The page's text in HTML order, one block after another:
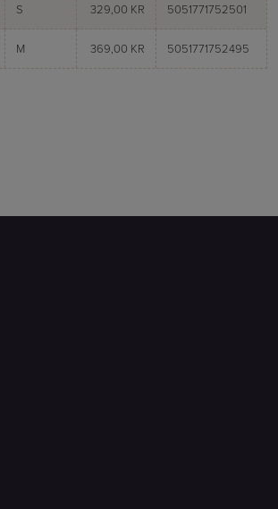
S 329,00 KR 5051771752501
M 369,00 KR 5051771752495